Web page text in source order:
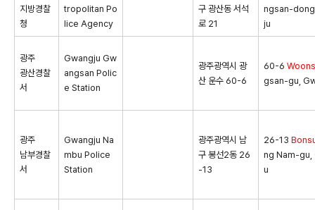
지방경찰
청
tropolitan Po
lice Agency
구 광산동 서석
로 21
ngsan-
ju
광주
광산경찰
서
Gwangju Gw
angsan Polic
e Station
광주광역시 광
산 운수 60-6
60-6
gsan-gu,
광주
남부경찰
서
Gwangju Na
mbu Police
Station
광주광역시 남
구 봉선2동 26
-13
26-13
ng Nam-gu,
u